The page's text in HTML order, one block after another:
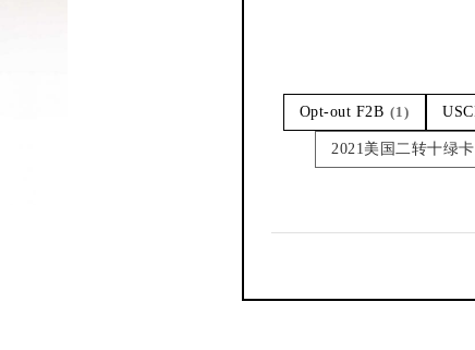
Opt-out F2B (1)
2021美国二转十绿